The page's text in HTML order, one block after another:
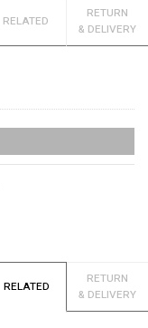
RELATED
RETURN
& DELIVERY
RELATED
RETURN
& DELIVERY